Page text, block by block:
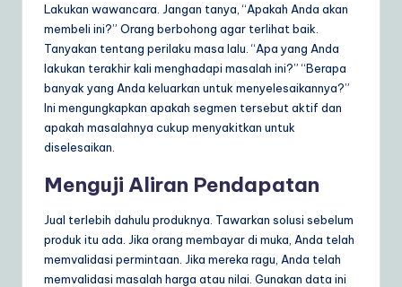
Lakukan wawancara. Jangan tanya, “Apakah Anda akan
membeli ini?” Orang berbohong agar terlihat baik.
Tanyakan tentang perilaku masa lalu. “Apa yang Anda
lakukan terakhir kali menghadapi masalah ini?” “Berapa
banyak yang Anda keluarkan untuk menyelesaikannya?”
Ini mengungkapkan apakah segmen tersebut aktif dan
apakah masalahnya cukup menyakitkan untuk
diselesaikan.
Menguji Aliran Pendapatan
Jual terlebih dahulu produknya. Tawarkan solusi sebelum
produk itu ada. Jika orang membayar di muka, Anda telah
memvalidasi permintaan. Jika mereka ragu, Anda telah
memvalidasi masalah harga atau nilai. Gunakan data ini